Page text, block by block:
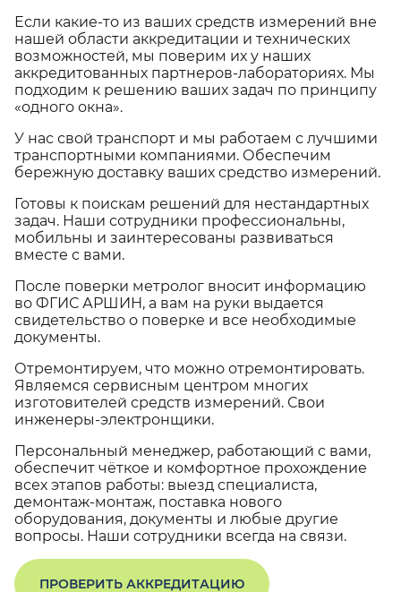
Если какие-то из ваших средств измерений вне
нашей области аккредитации и технических
возможностей, мы поверим их у наших
аккредитованных партнеров-лабораториях. Мы
подходим к решению ваших задач по принципу
«одного окна».
У нас свой транспорт и мы работаем с лучшими
транспортными компаниями. Обеспечим
бережную доставку ваших средство измерений.
Готовы к поискам решений для нестандартных
задач. Наши сотрудники профессиональны,
мобильны и заинтересованы развиваться
вместе с вами.
После поверки метролог вносит информацию
во ФГИС АРШИН, а вам на руки выдается
свидетельство о поверке и все необходимые
документы.
Отремонтируем, что можно отремонтировать.
Являемся сервисным центром многих
изготовителей средств измерений. Свои
инженеры-электронщики.
Персональный менеджер, работающий с вами,
обеспечит чёткое и комфортное прохождение
всех этапов работы: выезд специалиста,
демонтаж-монтаж, поставка нового
оборудования, документы и любые другие
вопросы. Наши сотрудники всегда на связи.
ПРОВЕРИТЬ АККРЕДИТАЦИЮ